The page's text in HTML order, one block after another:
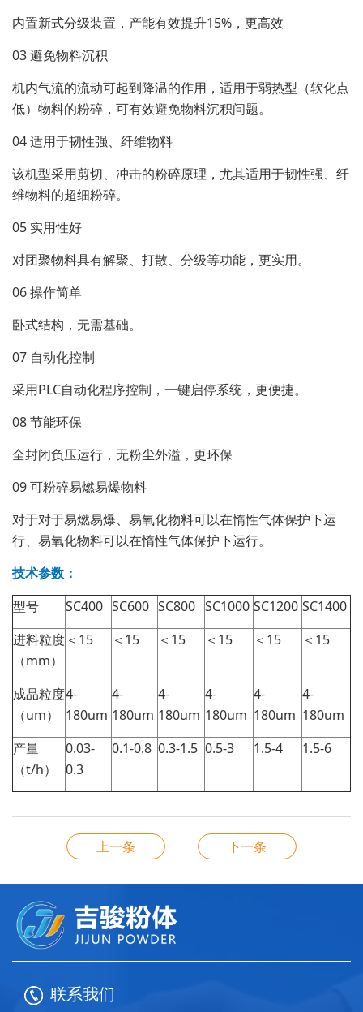
内置新式分级装置，产能有效提升15%，更高效
03 避免物料沉积
机内气流的流动可起到降温的作用，适用于弱热型（软化点
低）物料的粉碎，可有效避免物料沉积问题。
04 适用于韧性强、纤维物料
该机型采用剪切、冲击的粉碎原理，尤其适用于韧性强、纤
维物料的超细粉碎。
05 实用性好
对团聚物料具有解聚、打散、分级等功能，更实用。
06 操作简单
卧式结构，无需基础。
07 自动化控制
采用PLC自动化程序控制，一键启停系统，更便捷。
08 节能环保
全封闭负压运行，无粉尘外溢，更环保
09 可粉碎易燃易爆物料
对于对于易燃易爆、易氧化物料可以在惰性气体保护下运
行、易氧化物料可以在惰性气体保护下运行。
技术参数：
型号
SC400 SC600 SC800 SC1000 SC1200 SC1400
进料粒度
（mm）
＜15 ＜15 ＜15 ＜15 ＜15 ＜15
成品粒度
（um）
4-
180um
4-
180um
4-
180um
4-
180um
4-
180um
4-
180um
产量
（t/h）
0.03-
0.3
0.1-0.8 0.3-1.5 0.5-3 1.5-4 1.5-6
上一条 下一条
联系我们